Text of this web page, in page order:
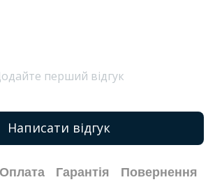
перший відгук
Написати відгук
Оплата Гарантія Повернення